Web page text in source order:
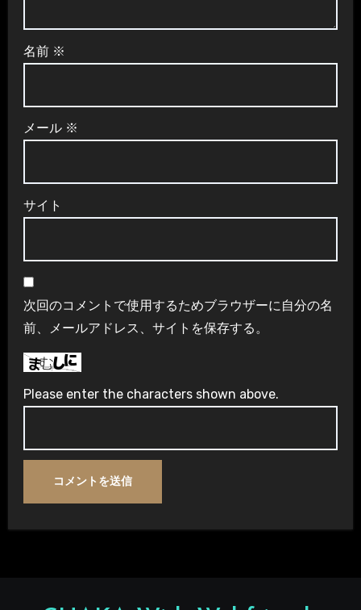
名前 ※
メール ※
サイト
次回のコメントで使用するためブラウザーに自分の名
前、メールアドレス、サイトを保存する。
Please enter the characters shown above.